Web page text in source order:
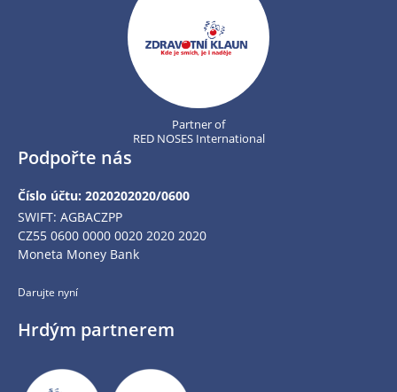
Partner of
RED NOSES International
Podpořte nás
Číslo účtu: 2020202020/0600
SWIFT: AGBACZPP
CZ55 0600 0000 0020 2020 2020
Moneta Money Bank
Darujte nyní
Hrdým partnerem